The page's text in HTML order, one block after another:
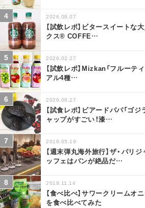
2026.08.07
【試飲レポ】ビタースイートな
クス® COFFE…
2026.02.27
【試飲レポ】Mizkan「フルーテ
アル4種…
2026.06.27
【試食レポ】ビアードパパ「ゴ
ャップがすごい！漆…
2018.05.19
【週末弾丸海外旅行】ザ・パリ
ッフェはパンが絶品だ…
2018.11.14
【食べ比べ】サワークリームオ
を食べ比べてみた